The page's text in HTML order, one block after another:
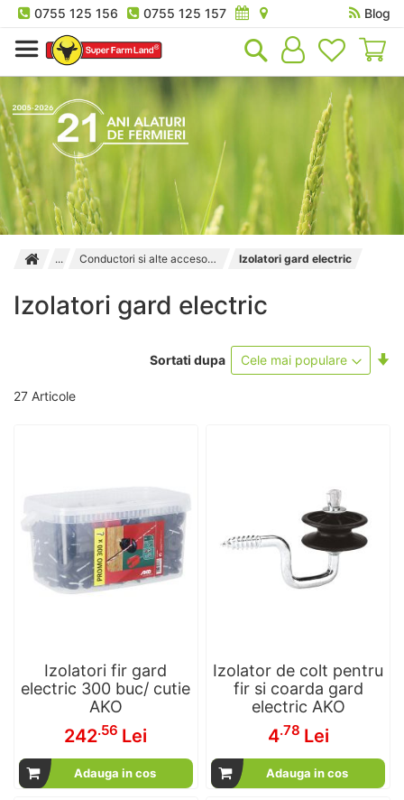
0755 125 156 0755 125 157
Blog
Conductori si alte accesorii utile Izolatori gard electric
Izolatori gard electric
27 Articole
Sortati dupa
Izolatori fir gard
electric 300 buc/ cutie
AKO
242.56 Lei
Adauga in cos
Izolator de colt pentru
fir si coarda gard
electric AKO
4.78 Lei
Adauga in cos